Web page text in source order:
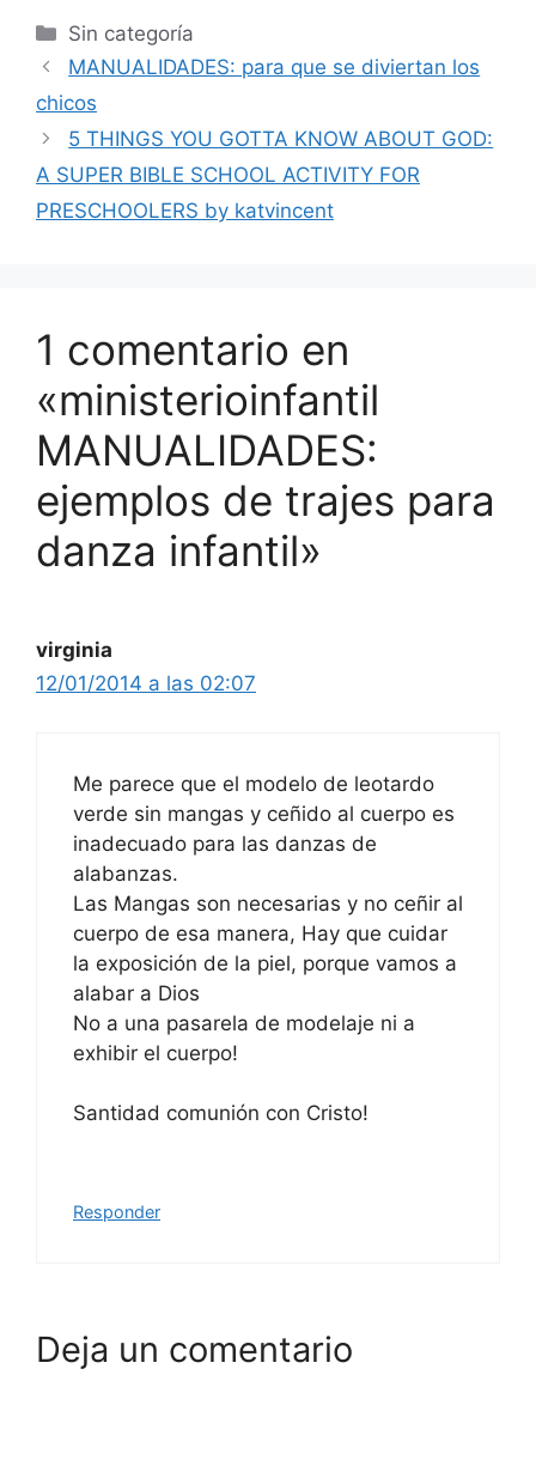
Sin categoría
MANUALIDADES: para que se diviertan los
chicos
5 THINGS YOU GOTTA KNOW ABOUT GOD:
A SUPER BIBLE SCHOOL ACTIVITY FOR
PRESCHOOLERS by katvincent
1 comentario en
«ministerioinfantil
MANUALIDADES:
ejemplos de trajes para
danza infantil»
virginia
12/01/2014 a las 02:07
Me parece que el modelo de leotardo
verde sin mangas y ceñido al cuerpo es
inadecuado para las danzas de
alabanzas.
Las Mangas son necesarias y no ceñir al
cuerpo de esa manera, Hay que cuidar
la exposición de la piel, porque vamos a
alabar a Dios
No a una pasarela de modelaje ni a
exhibir el cuerpo!
Santidad comunión con Cristo!
Responder
Deja un comentario